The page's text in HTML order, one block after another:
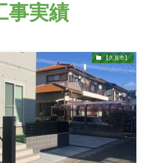
事実績
【久喜市】